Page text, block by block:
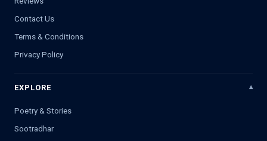
Contact Us
Terms & Conditions
Privacy Policy
EXPLORE
Poetry & Stories
Sootradhar